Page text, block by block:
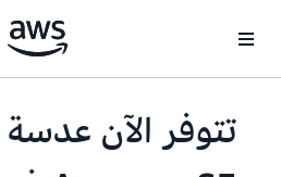
تتوفر الآن